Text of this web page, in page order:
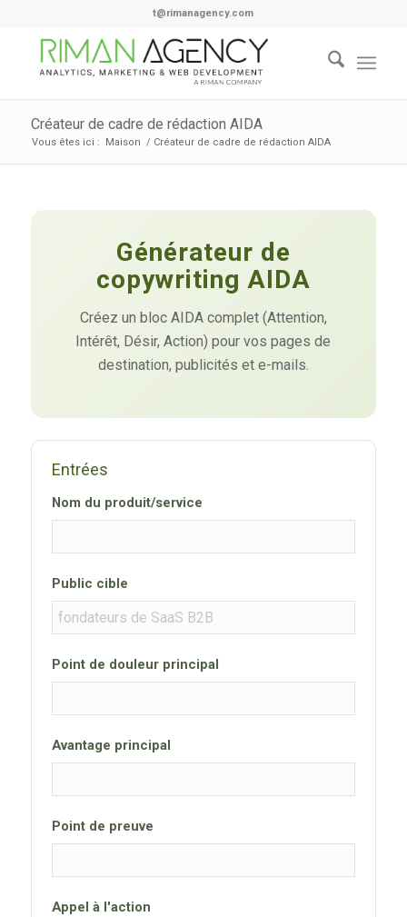
t@rimanagency.com
Créateur de cadre de rédaction AIDA
Vous êtes ici : Maison / Créateur de cadre de rédaction AIDA
Générateur de
copywriting AIDA
Créez un bloc AIDA complet (Attention,
Intérêt, Désir, Action) pour vos pages de
destination, publicités et e-mails.
Entrées
Nom du produit/service
Public cible
Point de douleur principal
Avantage principal
Point de preuve
Appel à l'action